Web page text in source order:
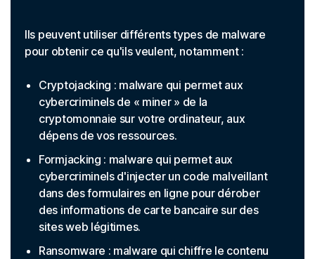
Ils peuvent utiliser différents types de malware
pour obtenir ce qu'ils veulent, notamment :
Cryptojacking : malware qui permet aux
cybercriminels de « miner » de la
cryptomonnaie sur votre ordinateur, aux
dépens de vos ressources.
Formjacking : malware qui permet aux
cybercriminels d'injecter un code malveillant
dans des formulaires en ligne pour dérober
des informations de carte bancaire sur des
sites web légitimes.
Ransomware : malware qui chiffre le contenu